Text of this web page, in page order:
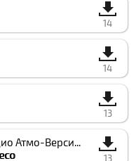
14
14
13
Cелло (МТВ Унплуггед Радио Атмо-Версион)
13